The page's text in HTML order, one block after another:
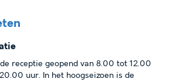
receptie geopend van 8.00 tot 12.00
uur. In het hoogseizoen is de